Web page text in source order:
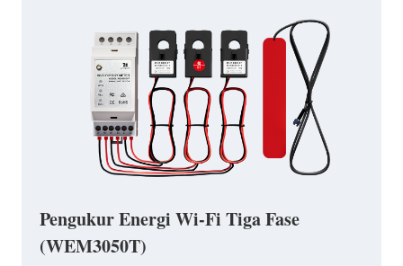
Pengukur Energi Wi-Fi Tiga Fase
(WEM3050T)